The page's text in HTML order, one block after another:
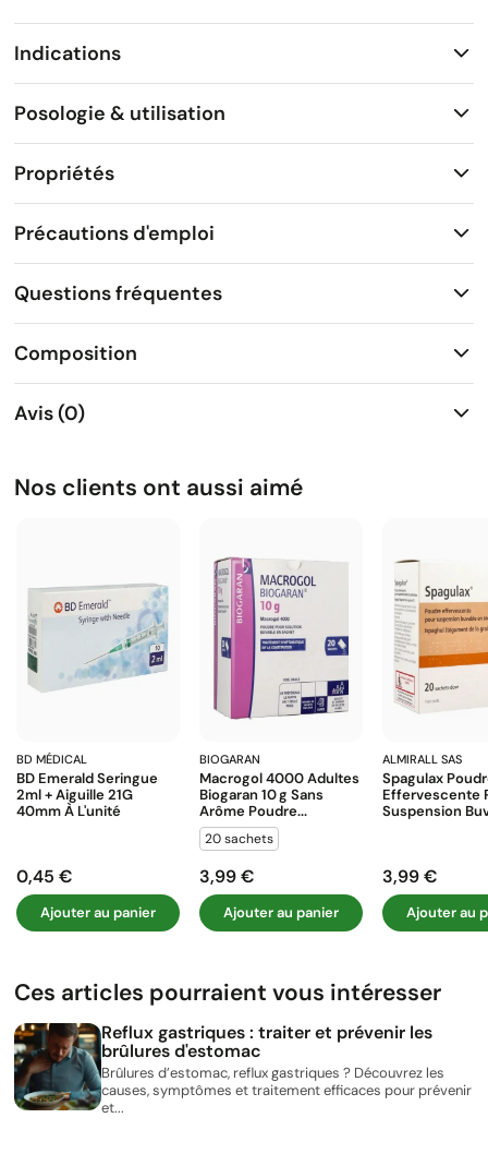
Indications
Posologie & utilisation
Propriétés
Précautions d'emploi
Questions fréquentes
Composition
Avis (0)
Nos clients ont aussi aimé
BD MÉDICAL
BD Emerald Seringue
2ml + Aiguille 21G
40mm À L'unité
Prix
0,45 €
Ajouter au panier
BIOGARAN
Macrogol 4000 Adultes
Biogaran 10 G Sans
Arôme Poudre...
20 sachets
Prix
3,99 €
Ajouter au panier
ALMIRALL SAS
Spagulax
Effervescente
Suspension
Prix
3,99 €
Ajouter au
Ces articles pourraient vous intéresser
Reflux gastriques : traiter et prévenir les
brûlures d'estomac
Brûlures d’estomac, reflux gastriques ? Découvrez les
causes, symptômes et traitement efficaces pour prévenir
et...